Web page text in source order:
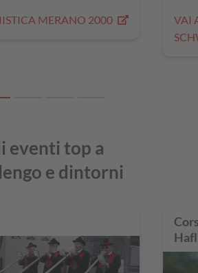
MERANO 2000
VAI
eventi top a
e dintorni